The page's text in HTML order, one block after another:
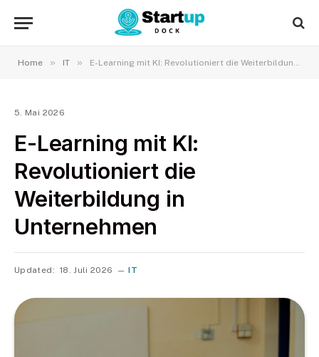
Home » IT » E-Learning mit KI: Revolutioniert die Weiterbildung in Unternehmen
5. Mai 2026
E-Learning mit KI:
Revolutioniert die
Weiterbildung in
Unternehmen
Updated: 18. Juli 2026 IT